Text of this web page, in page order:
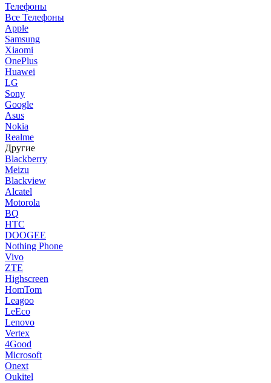
Телефоны
Все Телефоны
Apple
Samsung
Xiaomi
OnePlus
Huawei
LG
Sony
Google
Asus
Nokia
Realme
Другие
Blackberry
Meizu
Blackview
Alcatel
Motorola
BQ
HTC
DOOGEE
Nothing Phone
Vivo
ZTE
Highscreen
HomTom
Leagoo
LeEco
Lenovo
Vertex
4Good
Microsoft
Onext
Oukitel